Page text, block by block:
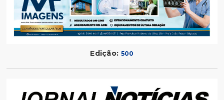
Edição: 500